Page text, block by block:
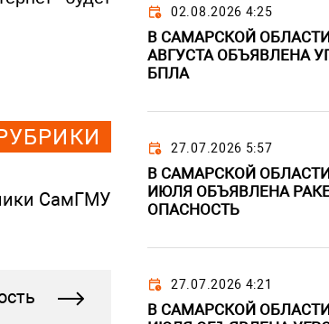
СамГМУ
02.08.2026 4:25
В САМАРСКОЙ
АВГУСТА ОБЪЯВЛЕНА
БПЛА
27.07.2026 5:57
В САМАРСКОЙ
ИЮЛЯ ОБЪЯВЛЕНА
ОПАСНОСТЬ
27.07.2026 4:21
В САМАРСКОЙ